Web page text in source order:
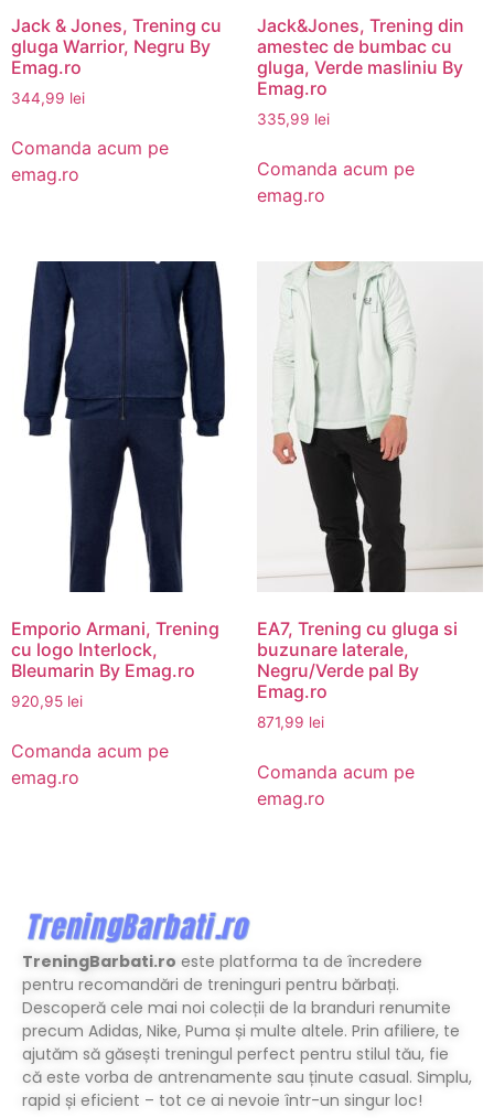
Jack & Jones, Trening cu
gluga Warrior, Negru By
Emag.ro
344,99 lei
Comanda acum pe
emag.ro
Jack&Jones, Trening din
amestec de bumbac cu
gluga, Verde masliniu By
Emag.ro
335,99 lei
Comanda acum pe
emag.ro
Emporio Armani, Trening
cu logo Interlock,
Bleumarin By Emag.ro
920,95 lei
Comanda acum pe
emag.ro
EA7, Trening cu gluga si
buzunare laterale,
Negru/Verde pal By
Emag.ro
871,99 lei
Comanda acum pe
emag.ro
TreningBarbati.ro este platforma ta de încredere
pentru recomandări de treninguri pentru bărbați.
Descoperă cele mai noi colecții de la branduri renumite
precum Adidas, Nike, Puma și multe altele. Prin afiliere, te
ajutăm să găsești treningul perfect pentru stilul tău, fie
că este vorba de antrenamente sau ținute casual. Simplu,
rapid și eficient – tot ce ai nevoie într-un singur loc!